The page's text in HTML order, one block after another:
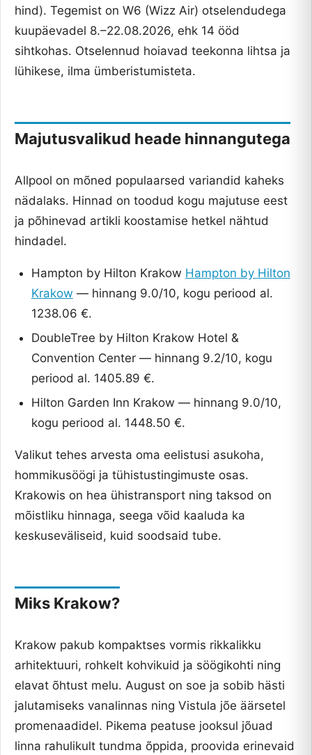
hind). Tegemist on W6 (Wizz Air) otselendudega
kuupäevadel 8.–22.08.2026, ehk 14 ööd
sihtkohas. Otselennud hoiavad teekonna lihtsa ja
lühikese, ilma ümberistumisteta.
Majutusvalikud heade hinnangutega
Allpool on mõned populaarsed variandid kaheks
nädalaks. Hinnad on toodud kogu majutuse eest
ja põhinevad artikli koostamise hetkel nähtud
hindadel.
Hampton by Hilton Krakow Hampton by Hilton
Krakow — hinnang 9.0/10, kogu periood al.
1238.06 €.
DoubleTree by Hilton Krakow Hotel &
Convention Center — hinnang 9.2/10, kogu
periood al. 1405.89 €.
Hilton Garden Inn Krakow — hinnang 9.0/10,
kogu periood al. 1448.50 €.
Valikut tehes arvesta oma eelistusi asukoha,
hommikusöögi ja tühistustingimuste osas.
Krakowis on hea ühistransport ning taksod on
mõistliku hinnaga, seega võid kaaluda ka
keskuseväliseid, kuid soodsaid tube.
Miks Krakow?
Krakow pakub kompaktses vormis rikkalikku
arhitektuuri, rohkelt kohvikuid ja söögikohti ning
elavat õhtust melu. August on soe ja sobib hästi
jalutamiseks vanalinnas ning Vistula jõe äärsetel
promenaadidel. Pikema peatuse jooksul jõuad
linna rahulikult tundma õppida, proovida erinevaid